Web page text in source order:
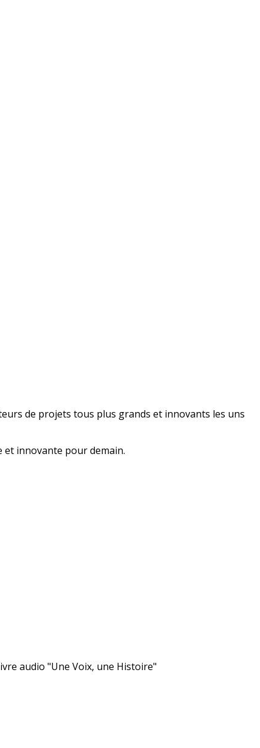
de projets tous plus grands et innovants les uns
et innovante pour demain.